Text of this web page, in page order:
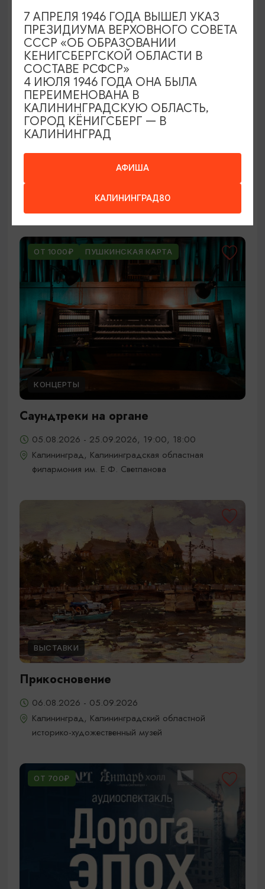
ВЫСТАВКИ
Оставленный багаж
Светлогорск, Арт-пространство «Янтарь-холл»
ОТ 1000₽ ПУШКИНСКАЯ КАРТА
КОНЦЕРТЫ
Саундтреки на органе
05.08.2026 - 25.09.2026, 19:00, 18:00
Калининград, Калининградская областная
филармония им. Е.Ф. Светланова
ВЫСТАВКИ
Прикосновение
06.08.2026 - 05.09.2026
Калининград, Калининградский областной
историко-художественный музей
ОТ 700₽
АФИША
КАЛИНИНГРАД80
7 АПРЕЛЯ 1946 ГОДА ВЫШЕЛ УКАЗ
ПРЕЗИДИУМА ВЕРХОВНОГО СОВЕТА
СССР «ОБ ОБРАЗОВАНИИ
КЕНИГСБЕРГСКОЙ ОБЛАСТИ В
СОСТАВЕ РСФСР»
4 ИЮЛЯ 1946 ГОДА ОНА БЫЛА
ПЕРЕИМЕНОВАНА В
КАЛИНИНГРАДСКУЮ ОБЛАСТЬ,
ГОРОД КЁНИГСБЕРГ — В
КАЛИНИНГРАД